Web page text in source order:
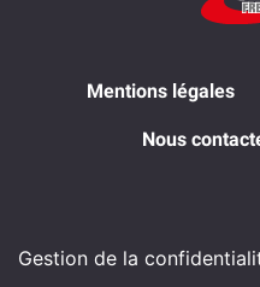
Mentions légales
Nous
Gestion de la